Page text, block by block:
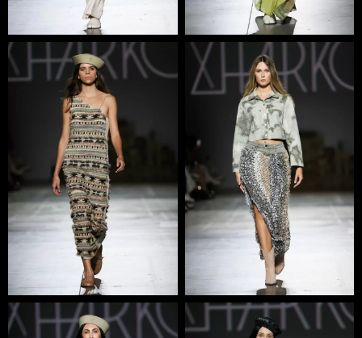
проста: наділити емоціями людські життя через
вкорінений в українську ідентичність одяг.
Бренд був створений у 2017 році дизайнером Катериною
Жаріковою.
Бренд Zharko — це люди, які люблять свою роботу.
Команда складається з десяти людей, серед них:
засновник і дизайнер бренду, бренд-менеджер, PR,
SMM, таргет-спеціаліст, консультант/продавець,
майстер експериментального цеху, три швачки/майстри,
всі жінки, і один чоловік.
Вже третій рік поспіль Zharko є резидентами Ukrainian
Fashion Week. Бренд зазнав особливої уваги завдяки
участі в конкурсі «Погляд у майбутнє» та запрошенню
показати колекцію на українському тижні моди.